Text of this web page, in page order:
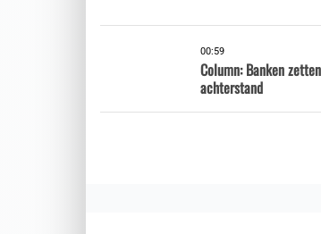
00:59
Column: Banken
achterstand